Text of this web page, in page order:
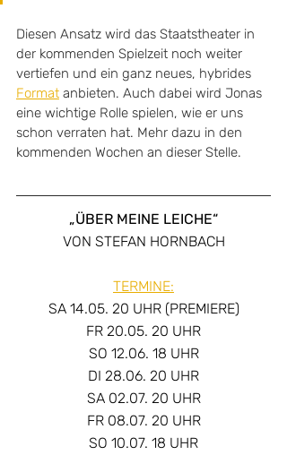
Diesen Ansatz wird das Staatstheater in
der kommenden Spielzeit noch weiter
vertiefen und ein ganz neues, hybrides
Format anbieten. Auch dabei wird Jonas
eine wichtige Rolle spielen, wie er uns
schon verraten hat. Mehr dazu in den
kommenden Wochen an dieser Stelle.
„ÜBER MEINE LEICHE“
VON STEFAN HORNBACH
TERMINE:
SA 14.05. 20 UHR (PREMIERE)
FR 20.05. 20 UHR
SO 12.06. 18 UHR
DI 28.06. 20 UHR
SA 02.07. 20 UHR
FR 08.07. 20 UHR
SO 10.07. 18 UHR